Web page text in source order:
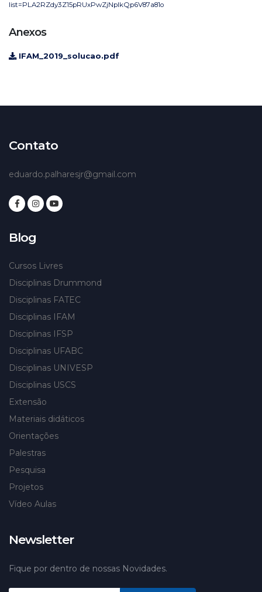
list=PLA2RZdy3Z15pRUxPwZjNplkQp6V87a81o
Anexos
IFAM_2019_solucao.pdf
Contato
eduardo.palharesjr@gmail.com
Blog
Cursos Livres
Disciplinas Drummond
Disciplinas FATEC
Disciplinas IFAM
Disciplinas IFSP
Disciplinas UFABC
Disciplinas UNIVESP
Disciplinas USCS
Extensão
Materiais didáticos
Orientações
Palestras
Pesquisa
Projetos
Vídeo Aulas
Newsletter
Fique por dentro de nossas Novidades.